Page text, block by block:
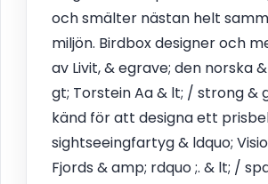
och smälter nästan helt
miljön. Birdbox designer och
av Livit, & egrave; den norska
gt; Torstein Aa & lt; / strong &
känd för att designa ett
sightseeingfartyg & ldquo;
Fjords & amp; rdquo ;. & lt; /